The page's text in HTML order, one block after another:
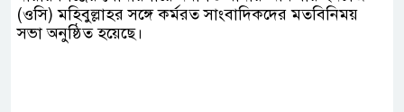
উঠান বৈঠক
(ওসি) মহিবুল্লাহর সঙ্গে কর্মরত সাংবাদিকদের মতবিনিময়
সভা অনুষ্ঠিত হয়েছে।